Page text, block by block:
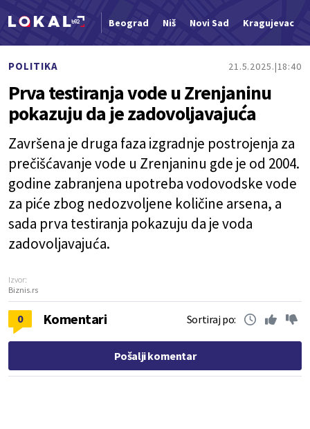
Beograd Niš Novi Sad Kragujevac
POLITIKA 21.5.2025. 18:40
Prva testiranja vode u Zrenjaninu
pokazuju da je zadovoljavajuća
Završena je druga faza izgradnje postrojenja za
prečišćavanje vode u Zrenjaninu gde je od 2004.
godine zabranjena upotreba vodovodske vode
za piće zbog nedozvoljene količine arsena, a
sada prva testiranja pokazuju da je voda
zadovoljavajuća.
Izvor:
Biznis.rs
0 Komentari Sortiraj po:
Pošalji komentar